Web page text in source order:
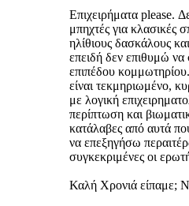
Επιχειρήματα please.
μπηχτές για κλασικές
ηλίθιους δασκάλους
επειδή δεν επιθυμώ
επιπέδου
είναι τεκμηριωμένο,
με λογική
περίπτωση και
κατάλαβες από αυτά
να επεξηγήσω
συγκεκριμένες οι
Καλή Χρονιά είπαμε;